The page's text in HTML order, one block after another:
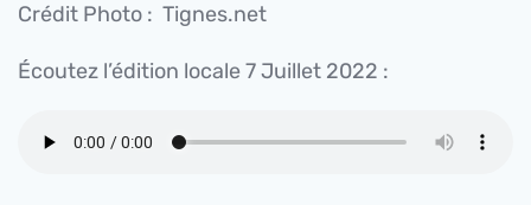
Crédit Photo : Tignes.net
Écoutez l’édition locale 7 Juillet 2022 :